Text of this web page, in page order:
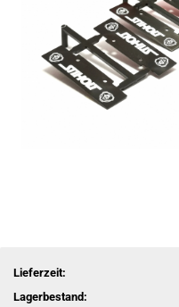
Lieferzeit:
Lagerbestand: